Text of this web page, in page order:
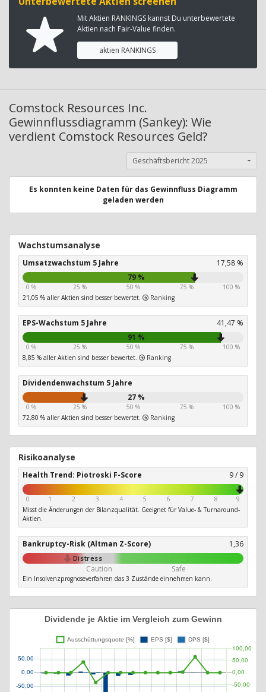
Mit Aktien RANKINGS kannst Du unterbewertete
Aktien nach Fair-Value finden.
aktien RANKINGS
Comstock Resources Inc.
Gewinnflussdiagramm (Sankey): Wie
verdient Comstock Resources Geld?
Geschäftsbericht 2025
Es konnten keine Daten für das Gewinnfluss Diagramm
geladen werden
Wachstumsanalyse
Umsatzwachstum 5 Jahre
17,58 %
79 %
0 % 25 % 50 % 75 %
100 %
21,05 % aller Aktien sind besser bewertet.
Ranking
EPS-Wachstum 5 Jahre
41,47 %
91 %
0 % 25 % 50 % 75 %
100 %
8,85 % aller Aktien sind besser bewertet.
Ranking
Dividendenwachstum 5 Jahre
27 %
0 % 25 % 50 % 75 %
100 %
72,80 % aller Aktien sind besser bewertet.
Ranking
Risikoanalyse
Health Trend: Piotroski F-Score 9 / 9
0 1 2 3 4 5 6 7 8
9
Misst die Änderungen der Bilanzqualität. Geeignet für Value- & Turnaround-
Aktien.
Bankruptcy-Risk (Altman Z-Score) 1,36
Distress
Caution Safe
Ein Insolvenzprognoseverfahren das 3 Zustände einnehmen kann.